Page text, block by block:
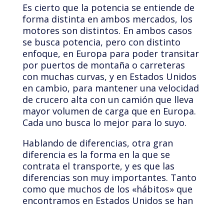
Es cierto que la potencia se entiende de
forma distinta en ambos mercados, los
motores son distintos. En ambos casos
se busca potencia, pero con distinto
enfoque, en Europa para poder transitar
por puertos de montaña o carreteras
con muchas curvas, y en Estados Unidos
en cambio, para mantener una velocidad
de crucero alta con un camión que lleva
mayor volumen de carga que en Europa.
Cada uno busca lo mejor para lo suyo.
Hablando de diferencias, otra gran
diferencia es la forma en la que se
contrata el transporte, y es que las
diferencias son muy importantes. Tanto
como que muchos de los «hábitos» que
encontramos en Estados Unidos se han